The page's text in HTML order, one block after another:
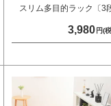
スリム多目的ラック〔3
3,980 円(